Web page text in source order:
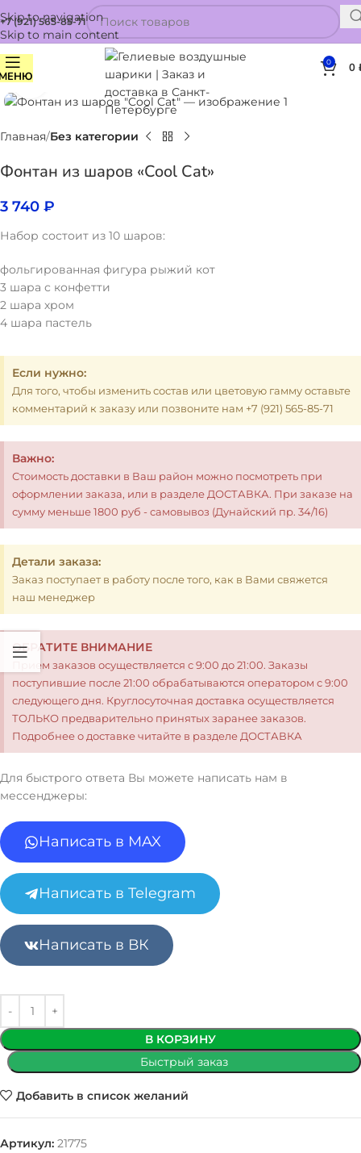
Skip to navigation
Skip to main content
+7 (921) 565-85-71
0 0
Нажмите, чтобы увеличить
Главная Без категории
Фонтан из шаров «Cool Cat»
3 740 ₽
Набор состоит из 10 шаров:
фольгированная фигура рыжий кот
3 шара с конфетти
2 шара хром
4 шара пастель
Если нужно:
Для того, чтобы изменить состав или цветовую гамму оставьте
комментарий к заказу или позвоните нам +7 (921) 565-85-71
Важно:
Стоимость доставки в Ваш район можно посмотреть при
оформлении заказа, или в разделе ДОСТАВКА. При заказе на
сумму меньше 1800 руб - самовывоз (Дунайский пр. 34/16)
Детали заказа:
Заказ поступает в работу после того, как в Вами свяжется
наш менеджер
ОБРАТИТЕ ВНИМАНИЕ
Прием заказов осуществляется с 9:00 до 21:00. Заказы
поступившие после 21:00 обрабатываются оператором с 9:00
следующего дня. Круглосуточная доставка осуществляется
ТОЛЬКО предварительно принятых заранее заказов.
Подробнее о доставке читайте в разделе ДОСТАВКА
Для быстрого ответа Вы можете написать нам в
мессенджеры:
Написать в MAX
Написать в Telegram
Написать в ВК
В КОРЗИНУ
Быстрый заказ
Добавить в список желаний
Артикул: 21775